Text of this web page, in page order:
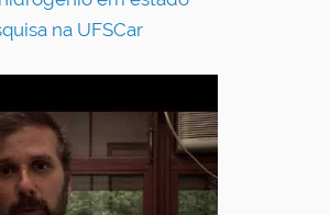
na UFSCar